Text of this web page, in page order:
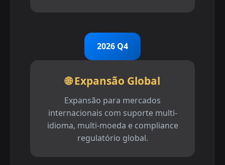
2026 Q4
🌐 Expansão Global
Expansão para mercados
internacionais com suporte multi-
idioma, multi-moeda e compliance
regulatório global.